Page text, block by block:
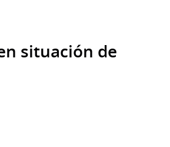
situación de